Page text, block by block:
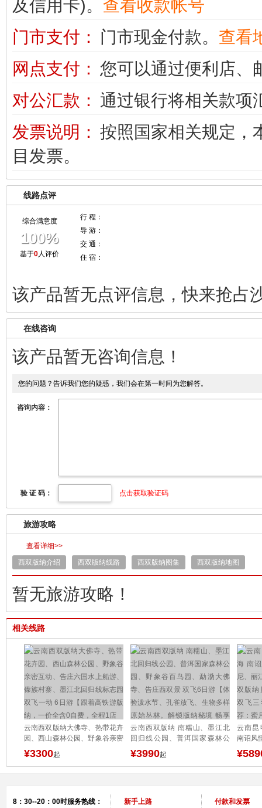
及信用卡)。 查看收款帐号
门市支付： 门市现金付款。 查看
网点支付： 您可以通过便利店、
对公汇款： 通过银行将相关款项
发票说明： 按照国家相关规定，
目发票。
线路点评
综合满意度
100%
基于0人评价
行 程：
导 游：
交 通：
住 宿：
该产品暂无点评信息，快来抢占
在线咨询
该产品暂无咨询信息！
您的问题？告诉我们您的疑惑，我们会在第一时间为您解答。
咨询内容：
验 证 码： 点击获取验证码
旅游攻略
查看详细>>
西双版纳介绍
西双版纳线路 西双版纳图集 西双版纳地图
暂无旅游攻略！
相关线路
云南西双版纳大佛寺、热带花卉
园、西山森林公园、野象谷亲密
互动、告庄六国水上船游、傣族
村寨、墨江北回归线标志园 双
飞一动 6日游【跟着高铁游版
¥3300起
云南西双版纳 南糯山、墨江北
回归线公园、普洱国家森林公
园、野象谷百鸟园、勐泐大佛
寺、告庄西双景 双飞6日游【体
验泼水节、孔雀放飞、生物多样
¥3990起
云南昆
南诏风
丽江玉
纳原始
三动8
地
8：30--20：00时服务热线：
新手上路
付款和发票